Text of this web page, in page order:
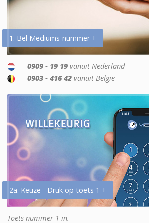
1. Bel Mediums-nummer +
0909 - 19 19 vanuit Nederland
0903 - 416 42 vanuit België
2a. Keuze - Druk op toets 1 +
Toets nummer 1 in.